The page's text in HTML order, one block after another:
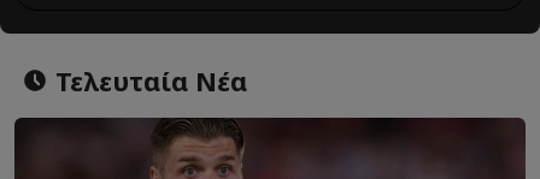
Τελευταία Νέα